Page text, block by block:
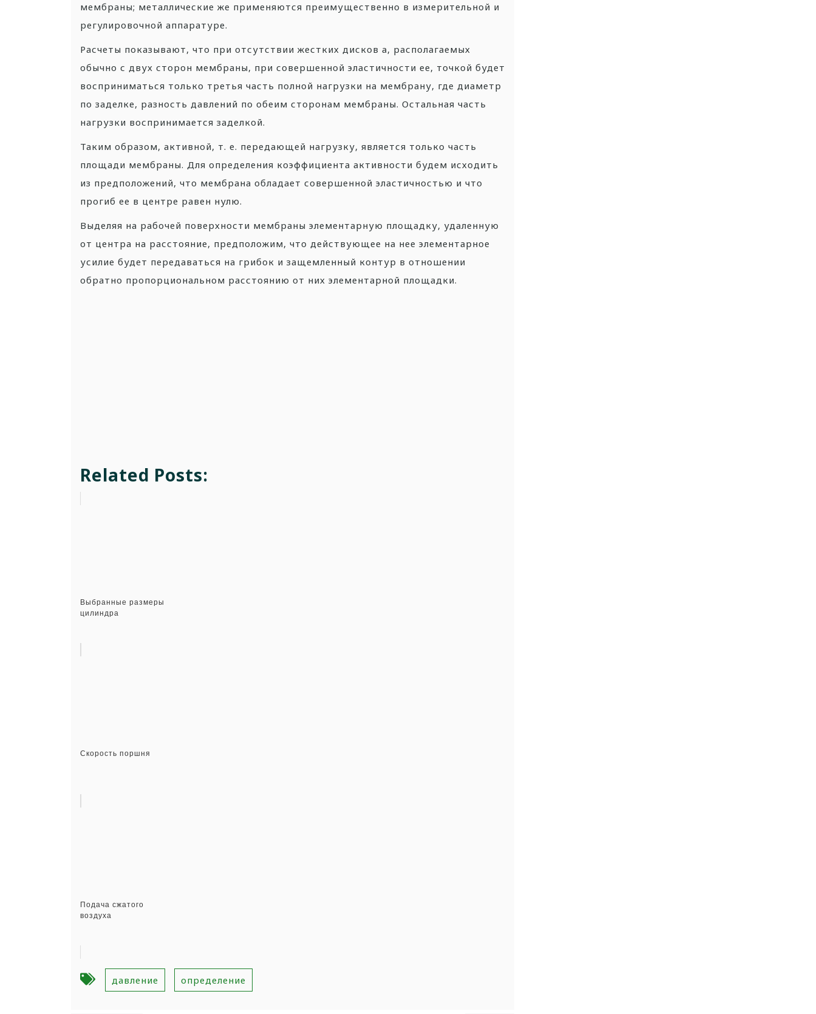
мембраны; металлические же применяются преимущественно в измерительной и
регулировочной аппаратуре.
Расчеты показывают, что при отсутствии жестких дисков а, располагаемых
обычно с двух сторон мембраны, при совершенной эластичности ее, точкой будет
восприниматься только третья часть полной нагрузки на мембрану, где диаметр
по заделке, разность давлений по обеим сторонам мембраны. Остальная часть
нагрузки воспринимается заделкой.
Таким образом, активной, т. е. передающей нагрузку, является только часть
площади мембраны. Для определения коэффициента активности будем исходить
из предположений, что мембрана обладает совершенной эластичностью и что
прогиб ее в центре равен нулю.
Выделяя на рабочей поверхности мембраны элементарную площадку, удаленную
от центра на расстояние, предположим, что действующее на нее элементарное
усилие будет передаваться на грибок и защемленный контур в отношении
обратно пропорциональном расстоянию от них элементарной площадки.
Related Posts:
Выбранные размеры
цилиндра
Скорость поршня
Подача сжатого
воздуха
давление определение